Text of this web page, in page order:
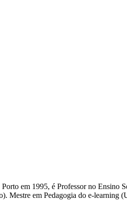
em 1995, é Professor no
Mestre em Pedagogia do e-